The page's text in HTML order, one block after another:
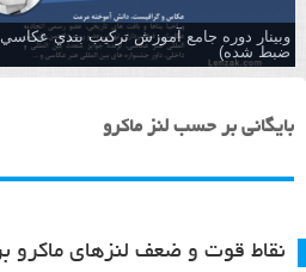
وبینار دوره جامع آموزش تركيب بندي عكاسي
ضبط شده)
بایگانی بر حسب لنز ماکرو
نقاط قوت و ضعف لنزهای ماکرو